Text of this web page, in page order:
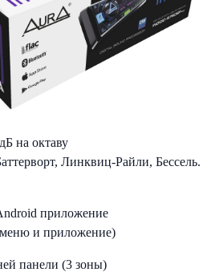
(Q-factor) для каждой из полос
/ LPF (ФНЧ): 20 Гц — 12,5 кГц /
/ LPF (ФНЧ): 10 Гц — 800 Гц /
на октаву
Линквиц-Райли, Бессель.
приложение
и приложение)
панели (3 зоны)